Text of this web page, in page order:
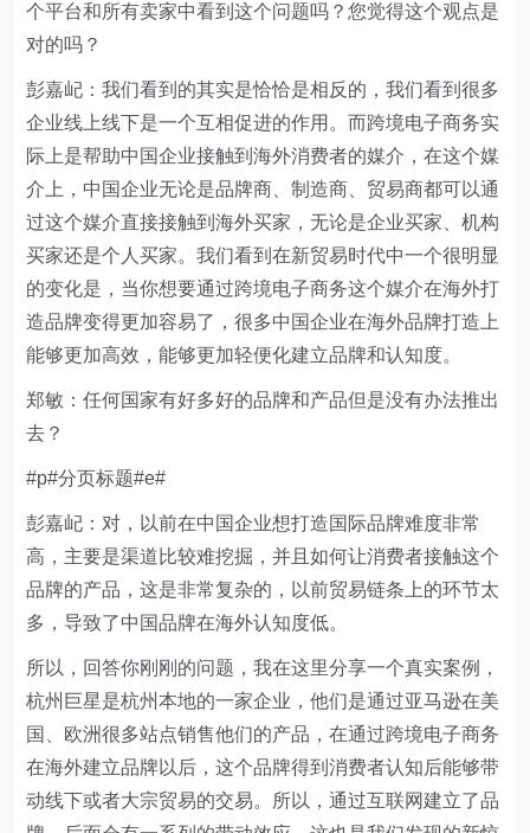
个平台和所有卖家中看到这个问题吗？您觉得这个观点是
对的吗？
彭嘉屺：我们看到的其实是恰恰是相反的，我们看到很多
企业线上线下是一个互相促进的作用。而跨境电子商务实
际上是帮助中国企业接触到海外消费者的媒介，在这个媒
介上，中国企业无论是品牌商、制造商、贸易商都可以通
过这个媒介直接接触到海外买家，无论是企业买家、机构
买家还是个人买家。我们看到在新贸易时代中一个很明显
的变化是，当你想要通过跨境电子商务这个媒介在海外打
造品牌变得更加容易了，很多中国企业在海外品牌打造上
能够更加高效，能够更加轻便化建立品牌和认知度。
郑敏：任何国家有好多好的品牌和产品但是没有办法推出
去？
#p#分页标题#e#
彭嘉屺：对，以前在中国企业想打造国际品牌难度非常
高，主要是渠道比较难挖掘，并且如何让消费者接触这个
品牌的产品，这是非常复杂的，以前贸易链条上的环节太
多，导致了中国品牌在海外认知度低。
所以，回答你刚刚的问题，我在这里分享一个真实案例，
杭州巨星是杭州本地的一家企业，他们是通过亚马逊在美
国、欧洲很多站点销售他们的产品，在通过跨境电子商务
在海外建立品牌以后，这个品牌得到消费者认知后能够带
动线下或者大宗贸易的交易。所以，通过互联网建立了品